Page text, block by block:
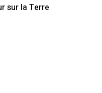
sur la Terre